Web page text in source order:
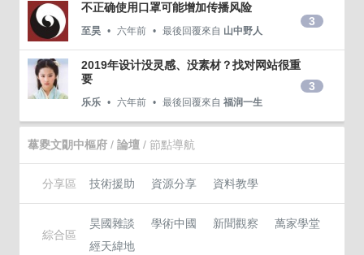
不正确使用口罩可能增加传播风险
至昊 六年前 最後回覆來自 山中野人
3
2019年设计没灵感、没素材？找对网站很重
要
乐乐 六年前 最後回覆來自 福润一生
3
蕐夓文朙中樞府 / 論壇 / 節點導航
分享區 技術援助 資源分享 資料教學
綜合區
昊國雜談 學術中國 新聞觀察
萬家學堂
經天緯地